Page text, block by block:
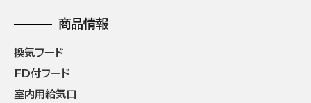
商品情報
換気フード
FD付フード
室内用給気口